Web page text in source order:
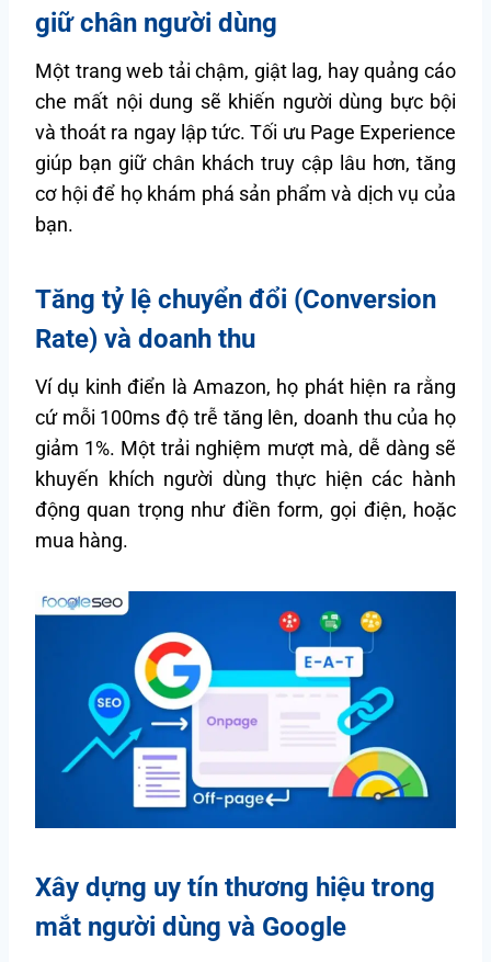
giữ chân người dùng
Một trang web tải chậm, giật lag, hay quảng cáo
che mất nội dung sẽ khiến người dùng bực bội
và thoát ra ngay lập tức. Tối ưu Page Experience
giúp bạn giữ chân khách truy cập lâu hơn, tăng
cơ hội để họ khám phá sản phẩm và dịch vụ của
bạn.
Tăng tỷ lệ chuyển đổi (Conversion
Rate) và doanh thu
Ví dụ kinh điển là Amazon, họ phát hiện ra rằng
cứ mỗi 100ms độ trễ tăng lên, doanh thu của họ
giảm 1%. Một trải nghiệm mượt mà, dễ dàng sẽ
khuyến khích người dùng thực hiện các hành
động quan trọng như điền form, gọi điện, hoặc
mua hàng.
Xây dựng uy tín thương hiệu trong
mắt người dùng và Google